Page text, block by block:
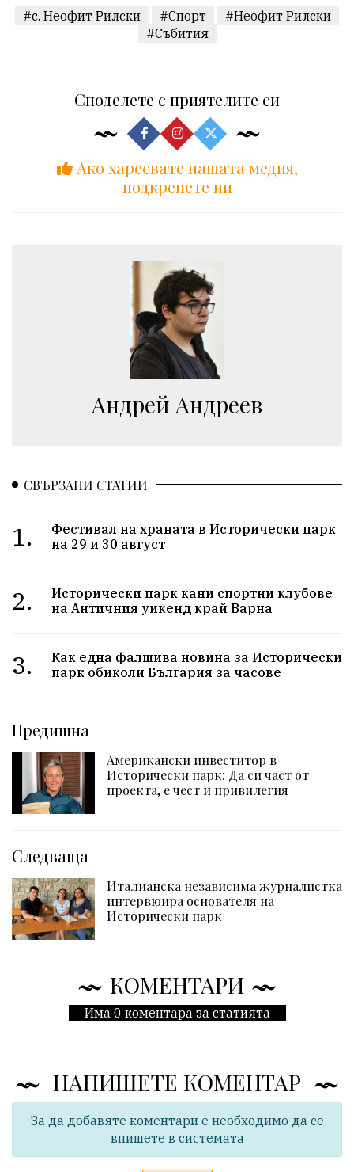
#с. Неофит Рилски #Спорт
#Неофит Рилски
#Събития
Споделете с приятелите си
Ако харесвате нашата медия,
подкрепете ни
Aндрей Андреев
СВЪРЗАНИ СТАТИИ
1.
Фестивал на храната в Исторически парк
на 29 и 30 август
2.
Исторически парк кани спортни клубове
на Античния уикенд край Варна
3.
Как една фалшива новина за Исторически
парк обиколи България за часове
Предишна
Американски инвеститор в
Исторически парк: Да си част от
проекта, е чест и привилегия
Следваща
Италианска независима журналистка
интервюира основателя на
Исторически парк
КОМЕНТАРИ
Има 0 коментара за статията
НАПИШЕТЕ КОМЕНТАР
За да добавяте коментари е необходимо да се
впишете в системата